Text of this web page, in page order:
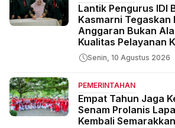
Lantik Pengurus IDI
Kasmarni Tegaskan
Anggaran Bukan
Kualitas Pelayanan
Senin, 10 Agustus 2026
PEMERINTAHAN
Empat Tahun Jaga
Senam Prolanis
Kembali